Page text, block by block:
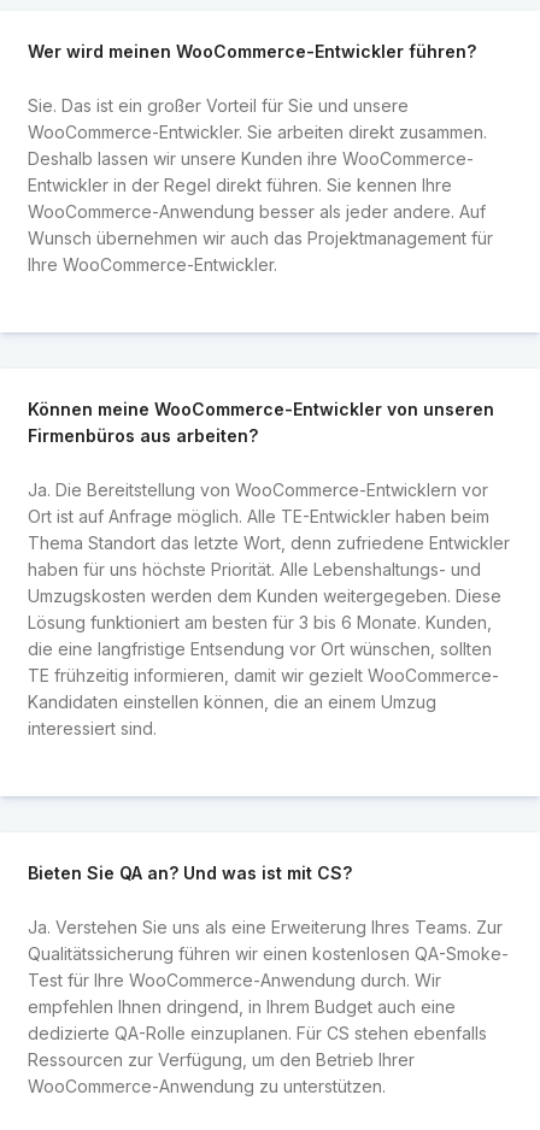
Wer wird meinen WooCommerce-Entwickler führen?
Sie. Das ist ein großer Vorteil für Sie und unsere
WooCommerce-Entwickler. Sie arbeiten direkt zusammen.
Deshalb lassen wir unsere Kunden ihre WooCommerce-
Entwickler in der Regel direkt führen. Sie kennen Ihre
WooCommerce-Anwendung besser als jeder andere. Auf
Wunsch übernehmen wir auch das Projektmanagement für
Ihre WooCommerce-Entwickler.
Können meine WooCommerce-Entwickler von unseren
Firmenbüros aus arbeiten?
Ja. Die Bereitstellung von WooCommerce-Entwicklern vor
Ort ist auf Anfrage möglich. Alle TE-Entwickler haben beim
Thema Standort das letzte Wort, denn zufriedene Entwickler
haben für uns höchste Priorität. Alle Lebenshaltungs- und
Umzugskosten werden dem Kunden weitergegeben. Diese
Lösung funktioniert am besten für 3 bis 6 Monate. Kunden,
die eine langfristige Entsendung vor Ort wünschen, sollten
TE frühzeitig informieren, damit wir gezielt WooCommerce-
Kandidaten einstellen können, die an einem Umzug
interessiert sind.
Bieten Sie QA an? Und was ist mit CS?
Ja. Verstehen Sie uns als eine Erweiterung Ihres Teams. Zur
Qualitätssicherung führen wir einen kostenlosen QA-Smoke-
Test für Ihre WooCommerce-Anwendung durch. Wir
empfehlen Ihnen dringend, in Ihrem Budget auch eine
dedizierte QA-Rolle einzuplanen. Für CS stehen ebenfalls
Ressourcen zur Verfügung, um den Betrieb Ihrer
WooCommerce-Anwendung zu unterstützen.